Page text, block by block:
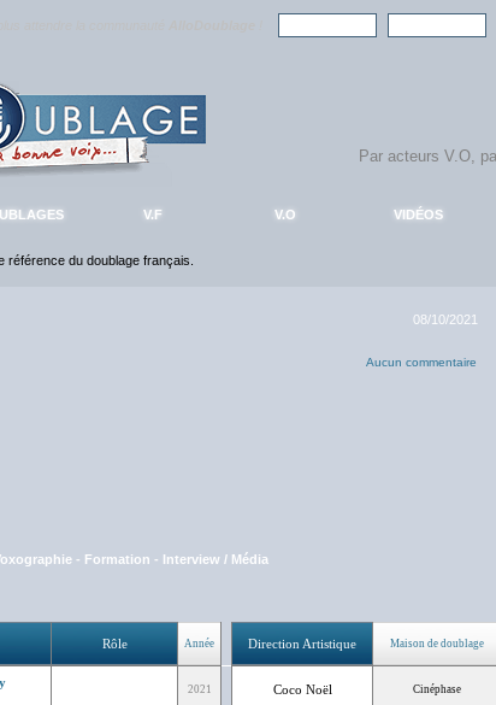
V.F V.O VIDÉOS
référence du doublage français.
08/10/2021
Aucun commentaire
- Formation - Interview / Média
Rôle Année Direction Artistique Maison de doublage
2021 Coco Noël Cinéphase